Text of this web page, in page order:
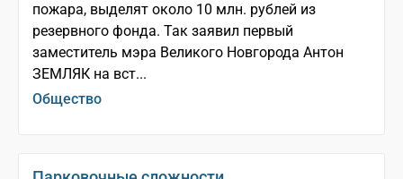
пожара, выделят около 10 млн. рублей из
резервного фонда. Так заявил первый
заместитель мэра Великого Новгорода Антон
ЗЕМЛЯК на вст...
Общество